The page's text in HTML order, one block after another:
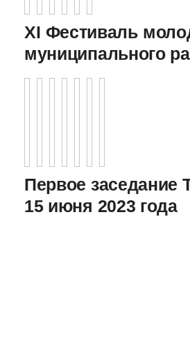
XI Фестиваль
муниципального
Первое заседание
15 июня 2023 года